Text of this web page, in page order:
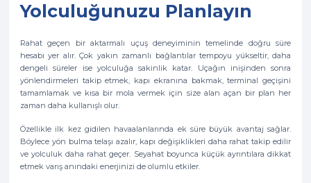
Yolculuğunuzu Planlayın
Rahat geçen bir aktarmalı uçuş deneyiminin temelinde doğru süre
hesabı yer alır. Çok yakın zamanlı bağlantılar tempoyu yükseltir, daha
dengeli süreler ise yolculuğa sakinlik katar. Uçağın inişinden sonra
yönlendirmeleri takip etmek, kapı ekranına bakmak, terminal geçişini
tamamlamak ve kısa bir mola vermek için size alan açan bir plan her
zaman daha kullanışlı olur.
Özellikle ilk kez gidilen havaalanlarında ek süre büyük avantaj sağlar.
Böylece yön bulma telaşı azalır, kapı değişiklikleri daha rahat takip edilir
ve yolculuk daha rahat geçer. Seyahat boyunca küçük ayrıntılara dikkat
etmek varış anındaki enerjinizi de olumlu etkiler.